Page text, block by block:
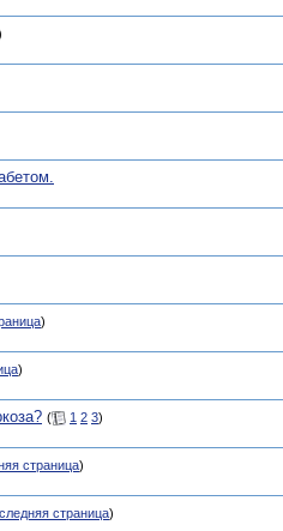
)
)
( 1 2 3)
страница)
страница)